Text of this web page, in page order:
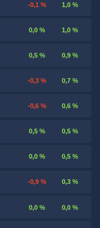
-0,1 % 1,0 %
0,0 % 1,0 %
0,5 % 0,9 %
-0,3 % 0,7 %
-0,6 % 0,6 %
0,5 % 0,5 %
0,0 % 0,5 %
-0,9 % 0,3 %
0,0 % 0,0 %